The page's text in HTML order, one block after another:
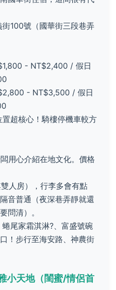
100號（國華街三段巷弄
- NT$2,400 / 假日
- NT$3,500 / 假日
超核心！騎樓停機車較方
用心介紹在地文化。價格
人房），行李多會有點
音普通（夜深巷弄靜就還
問清）。
蜷尾家霜淇淋?、富盛號碗
！步行至海安路、神農街
小天地（閨蜜/情侶首